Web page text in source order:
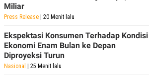
G
K
M
E
D
I
A
Miliar
Press Release | 20 Menit lalu
Ekspektasi Konsumen Terhadap Kondisi
Ekonomi Enam Bulan ke Depan
Diproyeksi Turun
Nasional | 25 Menit lalu